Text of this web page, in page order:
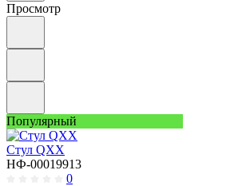
Просмотр
Популярный
Стул QXX
НФ-00019913
0